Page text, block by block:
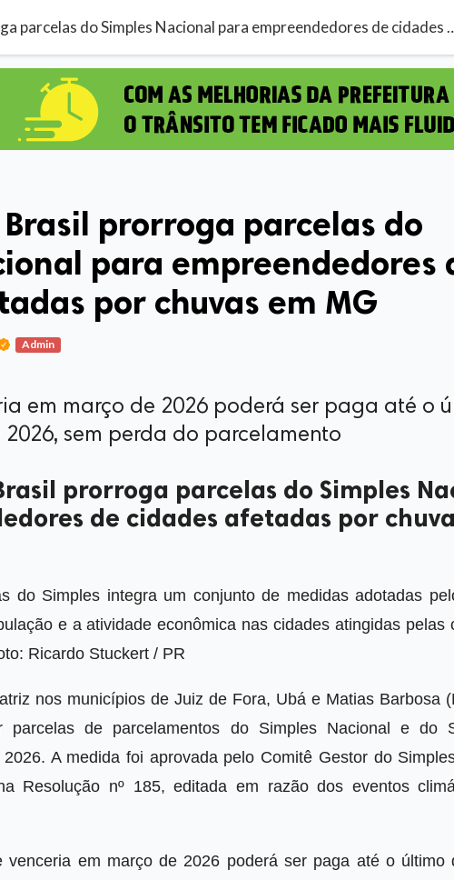
Governo do Brasil prorroga parcelas do
prorroga parcelas do
para empreendedores
por chuvas em MG
Admin
em março de 2026 poderá ser paga até o
sem perda do parcelamento
prorroga parcelas do Simples
de cidades afetadas por
do Simples integra um conjunto de medidas adotadas
e a atividade econômica nas cidades atingidas pelas
Ricardo Stuckert / PR
nos municípios de Juiz de Fora, Ubá e Matias Barbosa
parcelas de parcelamentos do Simples Nacional e do
A medida foi aprovada pelo Comitê Gestor do
Resolução nº 185, editada em razão dos eventos
venceria em março de 2026 poderá ser paga até o último